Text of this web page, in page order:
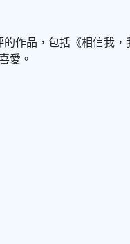
作品，包括《相信我
愛。